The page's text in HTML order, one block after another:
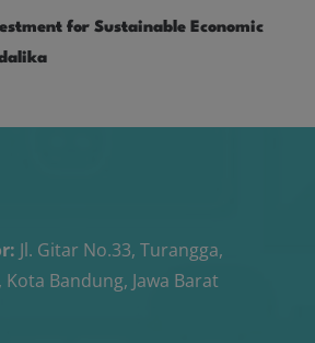
for Sustainable Economic
Jl. Gitar No.33, Turangga,
Kota Bandung, Jawa Barat